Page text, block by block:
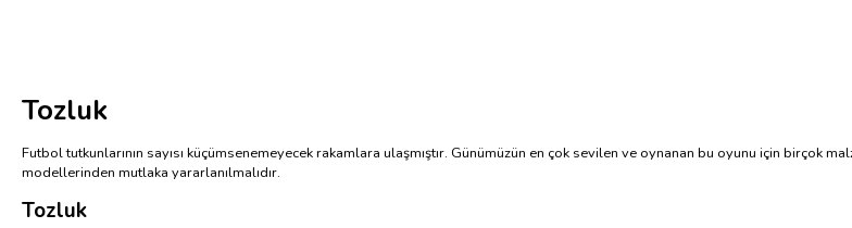
Tozluk
Futbol tutkunlarının sayısı küçümsenemeyecek rakamlara ulaşmıştır. Günümüzün en çok sevilen ve oynanan bu oyunu için birçok
modellerinden mutlaka yararlanılmalıdır.
Tozluk